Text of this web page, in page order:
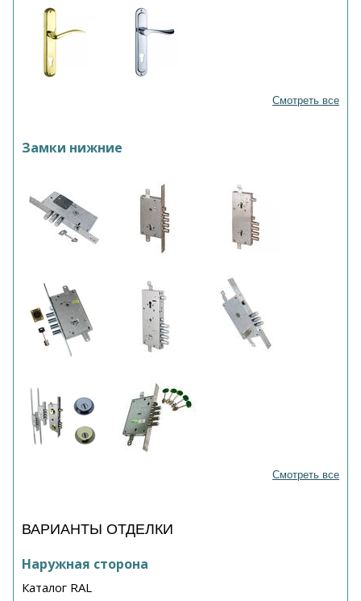
Смотреть все
Замки нижние
Смотреть все
ВАРИАНТЫ ОТДЕЛКИ
Наружная сторона
Каталог RAL